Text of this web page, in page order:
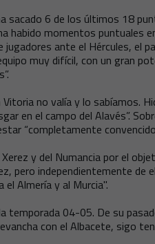
sacado 6 de los últimos 18
habido momentos puntuales
ante el Hércules, el
muy difícil, con un gran
Vitoria no valía y lo sabíamos.
en el campo del Alavés”.
“completamente
y del Numancia por el
pero independientemente de
Almería y al Murcia".
temporada 04-05. De su
con el Albacete, sigo